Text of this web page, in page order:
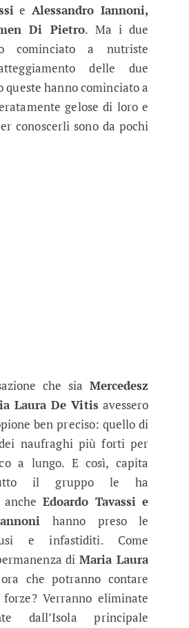
e Alessandro Iannoni,
Di Pietro. Ma i due
cominciato a nutriste
delle due
queste hanno cominciato a
gelose di loro e
conoscerli sono da pochi
che sia Mercedesz
Laura De Vitis avessero
ben preciso: quello di
naufraghi più forti per
a lungo. E così, capita
il gruppo le ha
Edoardo Tavassi e
hanno preso le
e infastiditi. Come
di Maria Laura
ora che potranno contare
Verranno eliminate
dall’Isola principale